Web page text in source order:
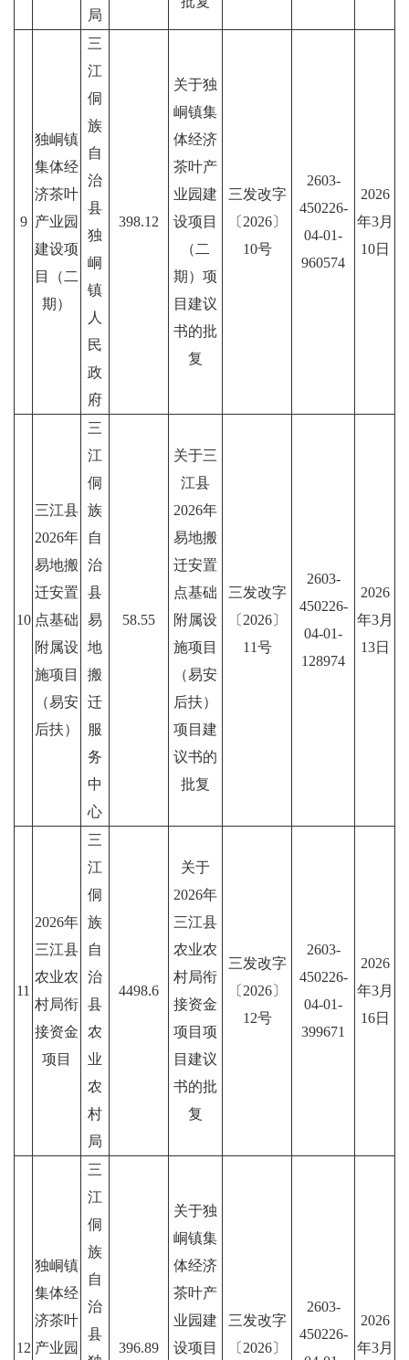
局
9
独峒镇
集体经
济茶叶
产业园
建设项
目（二
期）
三
江
侗
族
自
治
县
独
峒
镇
人
民
政
府
398.12
关于独
峒镇集
体经济
茶叶产
业园建
设项目
（二
期）项
目建议
书的批
复
三发改字
〔2026〕
10号
2603-
450226-
04-01-
960574
2026
年3月
10日
10
三江县
2026年
易地搬
迁安置
点基础
附属设
施项目
（易安
后扶）
三
江
侗
族
自
治
县
易
地
搬
迁
服
务
中
心
58.55
关于三
江县
2026年
易地搬
迁安置
点基础
附属设
施项目
（易安
后扶）
项目建
议书的
批复
三发改字
〔2026〕
11号
2603-
450226-
04-01-
128974
2026
年3月
13日
11
2026年
三江县
农业农
村局衔
接资金
项目
三
江
侗
族
自
治
县
农
业
农
村
局
4498.6
关于
2026年
三江县
农业农
村局衔
接资金
项目项
目建议
书的批
复
三发改字
〔2026〕
12号
2603-
450226-
04-01-
399671
2026
年3月
16日
12
独峒镇
集体经
济茶叶
产业园
三
江
侗
族
自
治
县
396.89
关于独
峒镇集
体经济
茶叶产
业园建
设项目
三发改字
〔2026〕
2603-
450226-
2026
年3月